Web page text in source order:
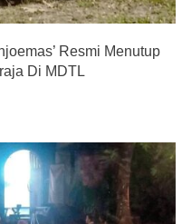
Resmi Menutup
Di MDTL